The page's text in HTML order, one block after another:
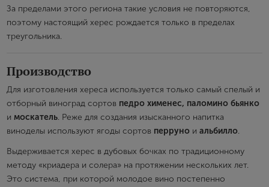
За пределами этого региона такие условия не повторяются,
поэтому настоящий херес рождается только в пределах
треугольника.
Производство
Для изготовления хереса используется только самый спелый и
отборный виноград сортов педро хименес, паломино бьянко
и москатель. Реже для создания изысканного напитка
виноделы используют ягоды сортов перруно и альбилло.
Выдерживается херес в дубовых бочках по традиционному
методу «криадера и солера» на протяжении нескольких лет.
Это система, при которой молодое вино постепенно